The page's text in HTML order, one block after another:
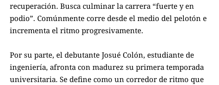
recuperación. Busca culminar la carrera “fuerte y en
podio”. Comúnmente corre desde el medio del pelotón e
incrementa el ritmo progresivamente.
Por su parte, el debutante Josué Colón, estudiante de
ingeniería, afronta con madurez su primera temporada
universitaria. Se define como un corredor de ritmo que